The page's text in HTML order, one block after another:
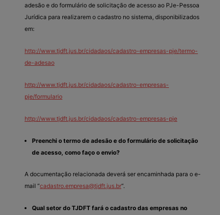
adesão e do formulário de solicitação de acesso ao PJe-Pessoa
Jurídica para realizarem o cadastro no sistema, disponibilizados
em:
http://www.tjdft.jus.br/cidadaos/cadastro-empresas-pje/termo-
de-adesao
http://www.tjdft.jus.br/cidadaos/cadastro-empresas-
pje/formulario
http://www.tjdft.jus.br/cidadaos/cadastro-empresas-pje
Preenchi o termo de adesão e do formulário de solicitação
de acesso, como faço o envio?
A documentação relacionada deverá ser encaminhada para o e-
mail “cadastro.empresa@tjdft.jus.br“.
Qual setor do TJDFT fará o cadastro das empresas no